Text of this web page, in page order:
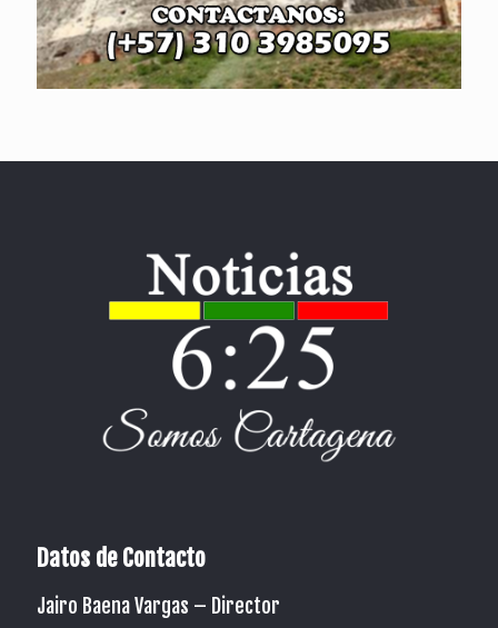
Datos de Contacto
Jairo Baena Vargas – Director